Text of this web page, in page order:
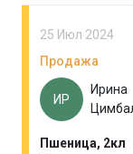
25 Июл 2024
Продажа
ИР
Ирина
Пшеница, 2кл